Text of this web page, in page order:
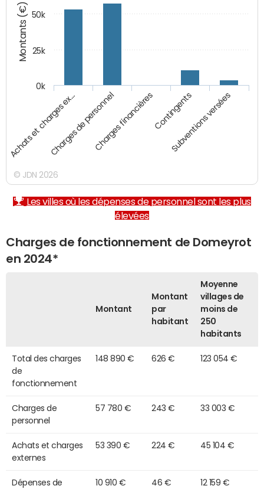
Montants (€)
Achats et charges ex…Charges de personnelCharges financièresContingents
Subventions versées
0k
50k
25k
© JDN 2026
Les villes où les dépenses de personnel sont les plus
élevées
Charges de fonctionnement de Domeyrot
en 2024*
Montant
Montant
par
habitant
Moyenne
villages de
moins de
250
habitants
Total des charges
de
fonctionnement
148 890 € 626 € 123 054 €
Charges de
personnel
57 780 € 243 € 33 003 €
Achats et charges
externes
53 390 € 224 € 45 104 €
Dépenses de 10 910 € 46 € 12 159 €